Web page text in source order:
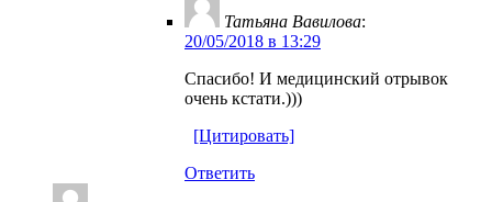
Татьяна Вавилова:
20/05/2018 в 13:29
Спасибо! И медицинский отрывок
очень кстати.)))
[Цитировать]
Ответить